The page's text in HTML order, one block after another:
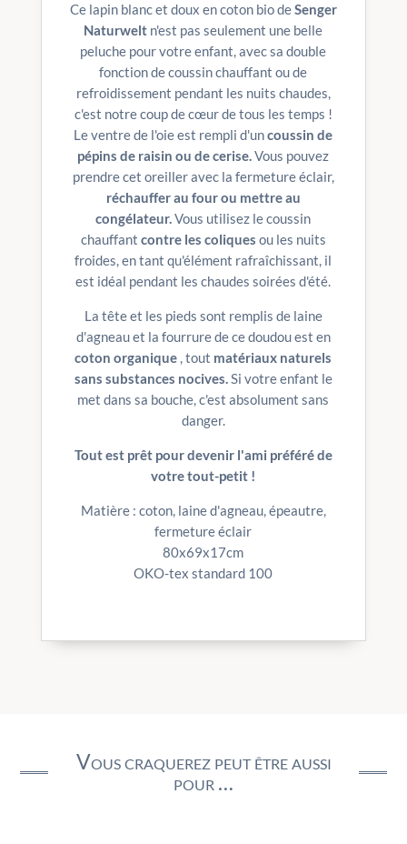
Ce lapin blanc et doux en coton bio deSenger
Naturwelt n'est pas seulement une belle
peluche pour votre enfant, avec sa double
fonction de coussin chauffant ou de
refroidissement pendant les nuits chaudes,
c'est notre coup de cœur de tous les temps !
Le ventre de l'oie est rempli d'uncoussin de
pépins de raisin ou de cerise.Vous pouvez
prendre cet oreiller avec la fermeture éclair,
réchauffer au four ou mettre au
congélateur.Vous utilisez le coussin
chauffant contre les coliques ou les nuits
froides, en tant qu'élément rafraîchissant, il
est idéal pendant les chaudes soirées d'été.
La tête et les pieds sont remplis de laine
d'agneau et la fourrure de ce doudou est en
coton organique , tout matériaux naturels
sans substances nocives.Si votre enfant le
met dans sa bouche, c'est absolument sans
danger.
Tout est prêt pour devenir l'ami préféré de
votre tout-petit !
Matière : coton, laine d'agneau, épeautre,
fermeture éclair
80x69x17cm
OKO-tex standard 100
Vous craquerez peut être aussi
pour …